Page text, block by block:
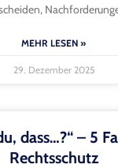
MEHR LESEN »
29. Dezember 2025
dass…?“ – 5
Rechtsschutz